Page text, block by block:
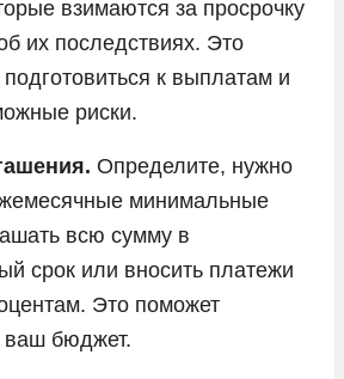
взимаются за просрочку
их последствиях. Это
к выплатам и
риски.
Определите, нужно
минимальные
всю сумму в
срок или вносить платежи
Это поможет
ваш бюджет.